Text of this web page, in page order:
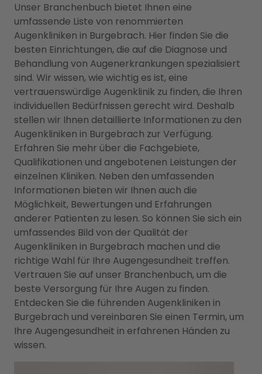
Unser Branchenbuch bietet Ihnen eine
umfassende Liste von renommierten
Augenkliniken in Burgebrach. Hier finden Sie die
besten Einrichtungen, die auf die Diagnose und
Behandlung von Augenerkrankungen spezialisiert
sind. Wir wissen, wie wichtig es ist, eine
vertrauenswürdige Augenklinik zu finden, die Ihren
individuellen Bedürfnissen gerecht wird. Deshalb
stellen wir Ihnen detaillierte Informationen zu den
Augenkliniken in Burgebrach zur Verfügung.
Erfahren Sie mehr über die Fachgebiete,
Qualifikationen und angebotenen Leistungen der
einzelnen Kliniken. Neben den umfassenden
Informationen bieten wir Ihnen auch die
Möglichkeit, Bewertungen und Erfahrungen
anderer Patienten zu lesen. So können Sie sich ein
umfassendes Bild von der Qualität der
Augenkliniken in Burgebrach machen und die
richtige Wahl für Ihre Augengesundheit treffen.
Vertrauen Sie auf unser Branchenbuch, um die
beste Versorgung für Ihre Augen zu finden.
Entdecken Sie die führenden Augenkliniken in
Burgebrach und vereinbaren Sie einen Termin, um
Ihre Augengesundheit in erfahrenen Händen zu
wissen.